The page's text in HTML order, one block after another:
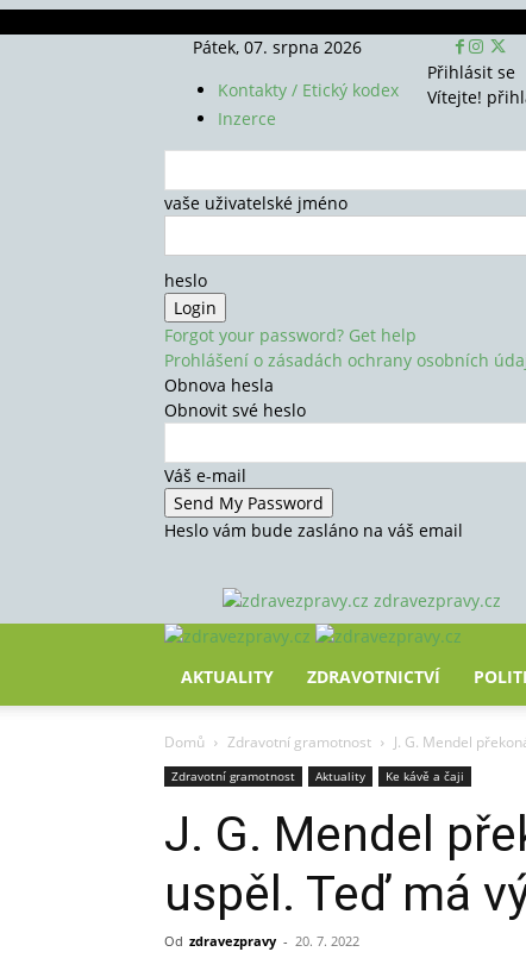
Pátek, 07. srpna 2026
Kontakty / Etický kodex
Inzerce
Přihlásit se
Vítejte!
vaše uživatelské jméno
heslo
Forgot your password? Get help
Prohlášení o zásadách ochrany osobních
Obnova hesla
Obnovit své heslo
Váš e-mail
Heslo vám bude zasláno na váš email
zdravezpravy.cz
AKTUALITY ZDRAVOTNICTVÍ
Domů Zdravotní gramotnost J. G. Mendel
Zdravotní gramotnost Aktuality Ke kávě a čaji
J. G. Mendel
uspěl. Teď má
Od zdravezpravy - 20. 7. 2022